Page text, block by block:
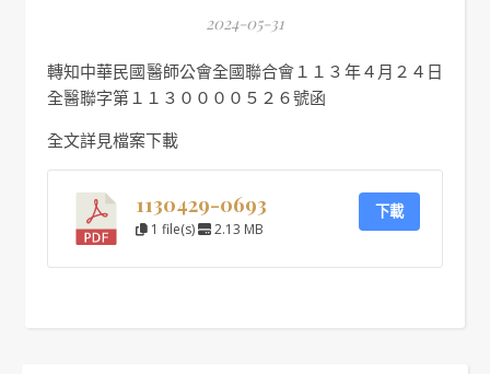
2024-05-31
轉知中華民國醫師公會全國聯合會１１３年４月２４日
全醫聯字第１１３００００５２６號函
全文詳見檔案下載
1130429-0693
1 file(s) 2.13 MB
下載